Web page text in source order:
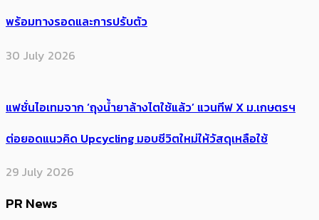
พร้อมทางรอดและการปรับตัว
30 July 2026
แฟชั่นไอเทมจาก ‘ถุงน้ำยาล้างไตใช้แล้ว’ แวนทีฟ X ม.เกษตรฯ
ต่อยอดแนวคิด Upcycling มอบชีวิตใหม่ให้วัสดุเหลือใช้
29 July 2026
PR News